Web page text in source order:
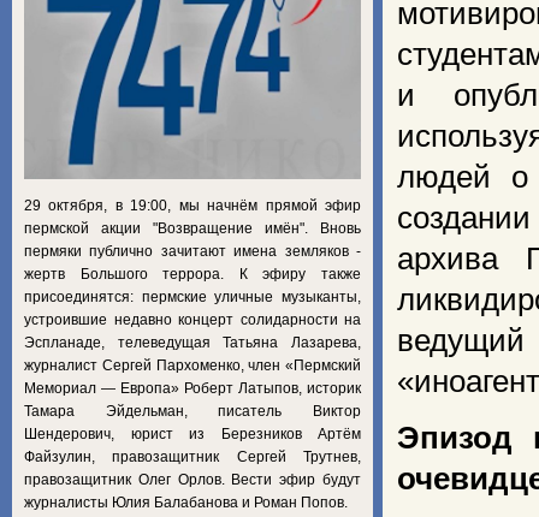
и
людей о
архива
Эпизод
29 октября, в 19:00, мы начнём прямой эфир
пермской акции "Возвращение имён". Вновь
пермяки публично зачитают имена земляков -
жертв Большого террора. К эфиру также
присоединятся: пермские уличные музыканты,
устроившие недавно концерт солидарности на
Эспланаде, телеведущая Татьяна Лазарева,
журналист Сергей Пархоменко, член «Пермский
Мемориал — Европа» Роберт Латыпов, историк
Тамара Эйдельман, писатель Виктор
Шендерович, юрист из Березников Артём
Файзулин, правозащитник Сергей Трутнев,
правозащитник Олег Орлов. Вести эфир будут
журналисты Юлия Балабанова и Роман Попов.